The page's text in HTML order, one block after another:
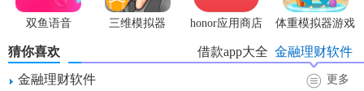
款。
【任意花app亮点】
双鱼语音
三维模拟器
honor应用商店 体重模拟器游戏
猜你喜欢 金融理财软件
借款app大全
金融理财软件
更多